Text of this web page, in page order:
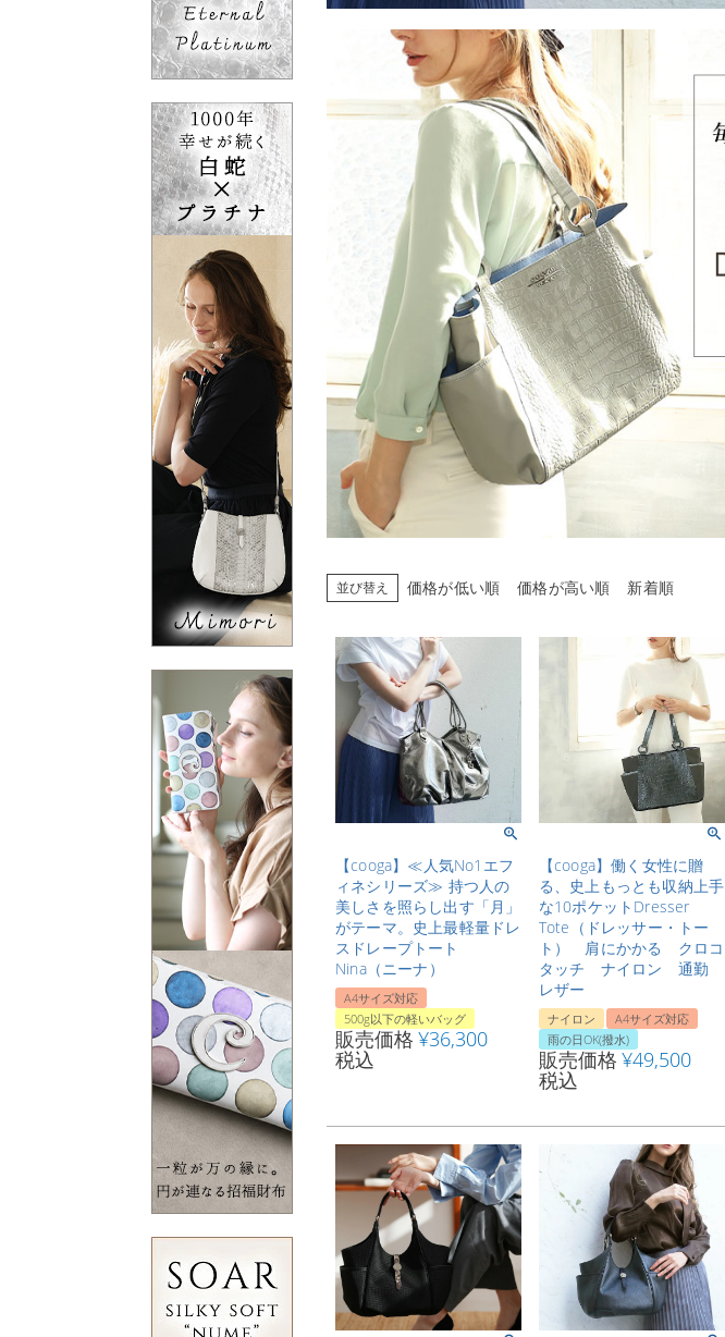
並び替え 価格が低い順 価格が高い順 新着順
【cooga】≪人気No1エフ
ィネシリーズ≫ 持つ人の
美しさを照らし出す「月」
がテーマ。史上最軽量ドレ
スドレープトート
Nina（ニーナ）
A4サイズ対応
500g以下の軽いバッグ
販売価格 ¥36,300
税込
【cooga】働く女性に贈
る、史上もっとも収納上手
な10ポケットDresser
Tote（ドレッサー・トー
ト） 肩にかかる クロコ
タッチ ナイロン 通勤
レザー
ナイロン
A4サイズ対応
雨の日OK(撥水)
販売価格 ¥49,500
税込